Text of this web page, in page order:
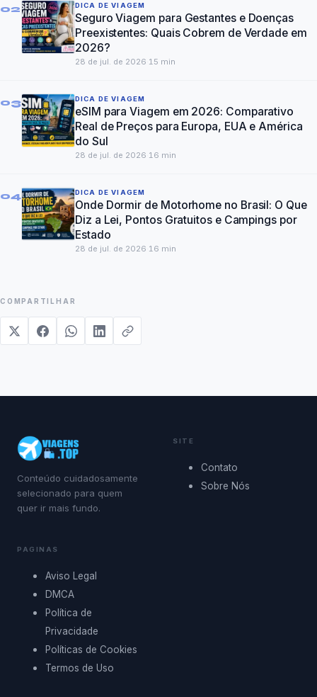
02 DICA DE VIAGEM
Seguro Viagem para Gestantes e Doenças
Preexistentes: Quais Cobrem de Verdade em
2026?
28 de jul. de 2026 15 min
03 DICA DE VIAGEM
eSIM para Viagem em 2026: Comparativo
Real de Preços para Europa, EUA e América
do Sul
28 de jul. de 2026 16 min
04 DICA DE VIAGEM
Onde Dormir de Motorhome no Brasil: O Que
Diz a Lei, Pontos Gratuitos e Campings por
Estado
28 de jul. de 2026 16 min
COMPARTILHAR
Conteúdo cuidadosamente
selecionado para quem
quer ir mais fundo.
SITE
Contato
Sobre Nós
PAGINAS
Aviso Legal
DMCA
Política de
Privacidade
Políticas de Cookies
Termos de Uso